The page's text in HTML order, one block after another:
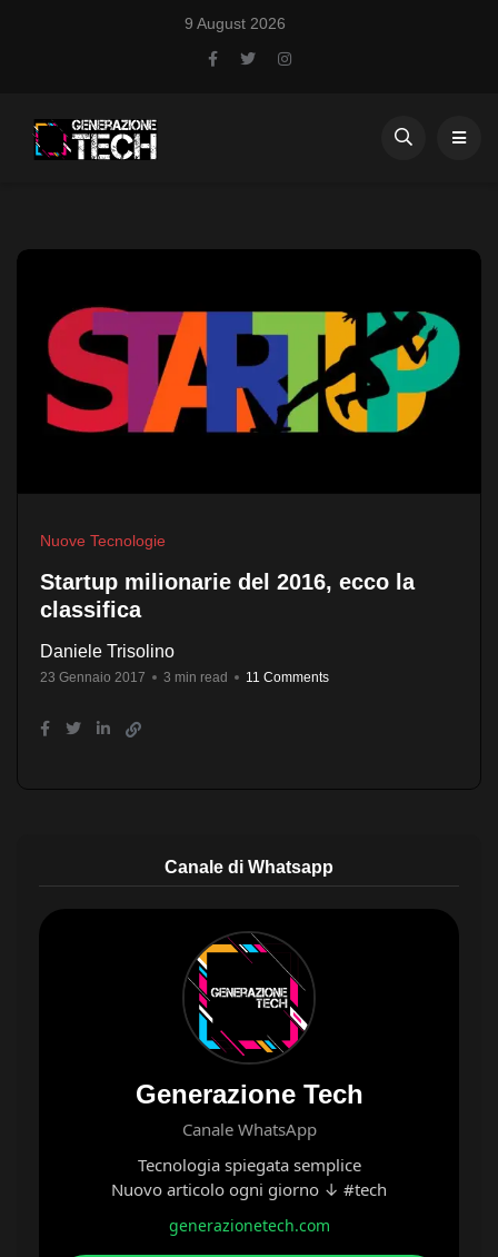
9 August 2026
Nuove Tecnologie
Startup milionarie del 2016, ecco la
classifica
Daniele Trisolino
23 Gennaio 2017 3 min read 11 Comments
Canale di Whatsapp
Generazione Tech
Canale WhatsApp
Tecnologia spiegata semplice
Nuovo articolo ogni giorno ↓ #tech
generazionetech.com